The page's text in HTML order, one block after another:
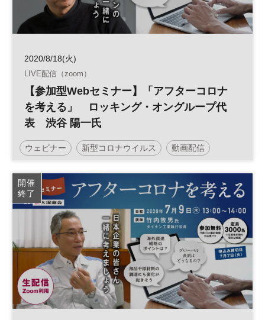
2020/8/18(火)
LIVE配信（zoom）
【参加型Webセミナー】「アフターコロナ
を考える」 ロッキング・オングループ代
表 渋谷 陽一氏
ウェビナー 新型コロナウイルス 動画配信
ライブ配信 参加型オンラインセミナー
アフターコロナ 音楽 エンターテインメント
開催
終了